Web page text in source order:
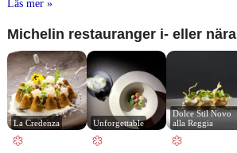
Läs mer »
Michelin restauranger i- eller nära
La Credenza Unforgettable
Dolce Stil Novo
alla Reggia